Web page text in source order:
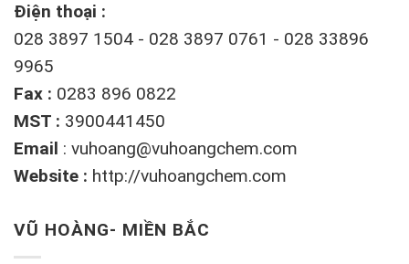
Điện thoại :
028 3897 1504 - 028 3897 0761 - 028 33896
9965
Fax : 0283 896 0822
MST : 3900441450
Email : vuhoang@vuhoangchem.com
Website : http://vuhoangchem.com
VŨ HOÀNG- MIỀN BẮC